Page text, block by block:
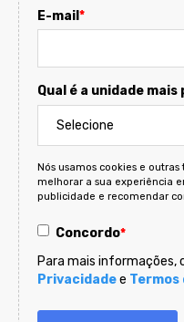
E-mail *
Qual é a unidade
Nós usamos cookies e
melhorar a sua experiência
publicidade e recomendar
Concordo*
Para mais informações,
Privacidadee Termos